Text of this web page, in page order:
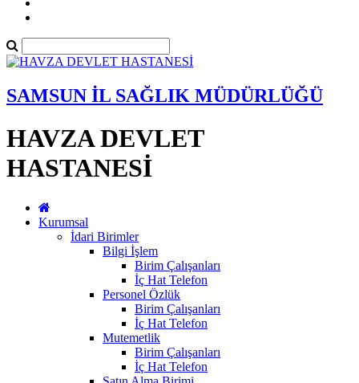
SAMSUN İL SAĞLIK MÜDÜRLÜĞÜ
HAVZA DEVLET
HASTANESİ
Kurumsal
İdari Birimler
Bilgi İşlem
Birim Çalışanları
İç Hat Telefon
Personel Özlük
Birim Çalışanları
İç Hat Telefon
Mutemetlik
Birim Çalışanları
İç Hat Telefon